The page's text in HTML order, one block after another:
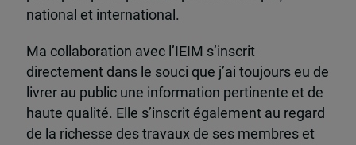
national et international.
Ma collaboration avec l’IEIM s’inscrit
directement dans le souci que j’ai toujours eu de
livrer au public une information pertinente et de
haute qualité. Elle s’inscrit également au regard
de la richesse des travaux de ses membres et